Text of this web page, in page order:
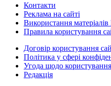
Контакти
Реклама на сайті
Використання
Правила користування
Договір користування
Політика у сфері
Угода щодо користування
Редакція